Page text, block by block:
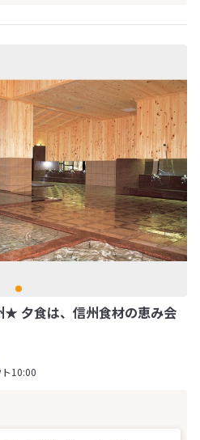
★ 夕食は、信州食材の恵み会
10:00